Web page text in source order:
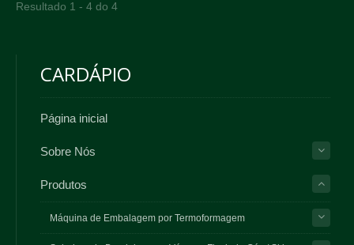
Resultado 1 - 4 do 4
CARDÁPIO
Página inicial
Sobre Nós
Produtos
Máquina de Embalagem por Termoformagem